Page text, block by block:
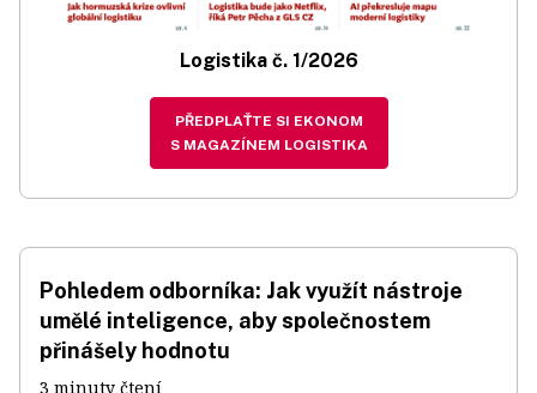
Logistika č. 1/2026
PŘEDPLAŤTE SI EKONOM
S MAGAZÍNEM LOGISTIKA
Pohledem odborníka: Jak využít nástroje
umělé inteligence, aby společnostem
přinášely hodnotu
3 minuty čtení